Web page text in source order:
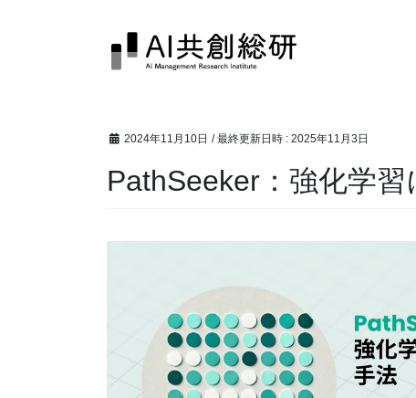
2024年11月10日 / 最終更新日時 : 2025年11月3日
PathSeeker：強化学